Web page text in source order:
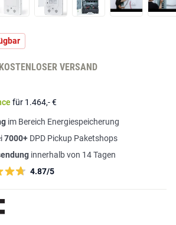
KOSTENLOSER VERSAND
für 1.464,- €
im Bereich Energiespeicherung
7000+ DPD Pickup Paketshops
innerhalb von 14 Tagen
4.87/5